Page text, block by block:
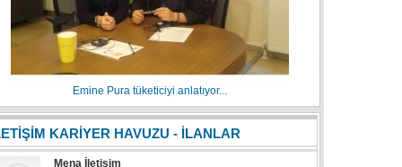
Emine Pura tüketiciyi anlatıyor...
KARİYER HAVUZU - İLANLAR
Mena İletişim